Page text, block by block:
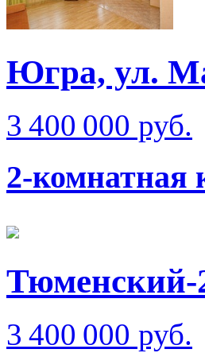
Югра, ул.
3 400 000 руб.
2-комнатная
Тюменский-
3 400 000 руб.